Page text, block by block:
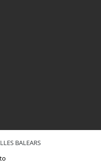
BALEARS